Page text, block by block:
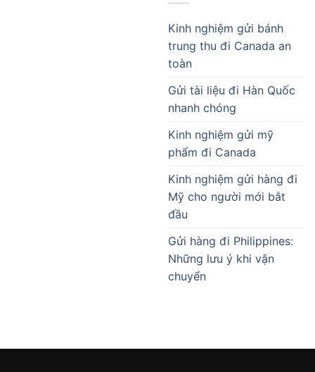
Kinh nghiệm gửi bánh
trung thu đi Canada an
toàn
Gửi tài liệu đi Hàn Quốc
nhanh chóng
Kinh nghiệm gửi mỹ
phẩm đi Canada
Kinh nghiệm gửi hàng đi
Mỹ cho người mới bắt
đầu
Gửi hàng đi Philippines:
Những lưu ý khi vận
chuyển